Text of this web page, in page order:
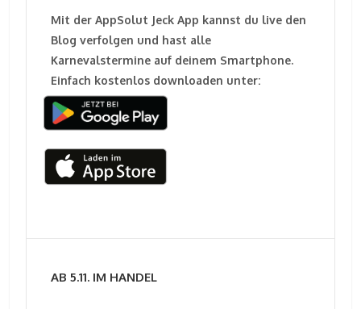
Mit der AppSolut Jeck App kannst du live den
Blog verfolgen und hast alle
Karnevalstermine auf deinem Smartphone.
Einfach kostenlos downloaden unter:
AB 5.11. IM HANDEL